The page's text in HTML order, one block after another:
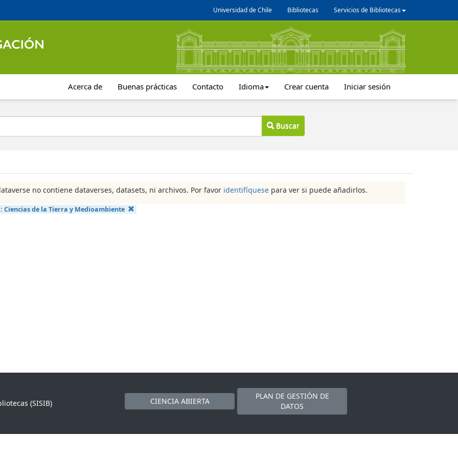
Universidad de Chile Bibliotecas Servicios de Bibliotecas
Acerca de Buenas prácticas Contacto Idioma Crear cuenta Iniciar sesión
Buscar
no contiene dataverses, datasets, ni archivos. Por favor identifíquese para ver si puede añadirlos.
Ciencias de la Tierra y Medioambiente
(SISIB)
CIENCIA ABIERTA
PLAN DE GESTIÓN DE
DATOS